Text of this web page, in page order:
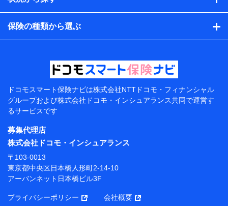
して、保険契約者及び被保険者の氏名、住所、生年月
日、性別、保険契約者と被保険者の関係、保険加入の目
的、保険商品の内容、保険料、保険料のお支払方法、車
のメーカーや走行距離などの情報、建物の構造や築年数
などの情報、ペットの種類や年齢などの情報などが含ま
提供当事者から受領当事者が個人データを取得する方法
電子的・電磁的方法等
【共同して利用する者の範囲】
当社
株式会社NTTドコモ・フィナンシャルグループ
【利用目的】
当社または株式会社NTTドコモ・フィナンシャルグルー
プが提供する保険関連サービスにおけるユーザー登録受
付および管理のため
当社または株式会社NTTドコモ・フィナンシャルグルー
携会社の保険その他に関する情報を提供するため、また
保険の種類から選ぶ
ドコモスマート保険ナビは株式会社NTTドコモ・フィナンシャル
グループおよび株式会社ドコモ・インシュアランス共同で運営す
るサービスです
募集代理店
株式会社ドコモ・インシュアランス
〒103-0013
東京都中央区日本橋人形町2-14-10
アーバンネット日本橋ビル3F
プライバシーポリシー 会社概要